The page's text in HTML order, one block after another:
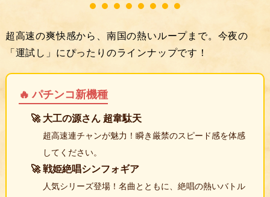
超高速の爽快感から、南国の熱いループまで。今夜の
「運試し」にぴったりのラインナップです！
🔥 パチンコ新機種
大工の源さん 超韋駄天
超高速連チャンが魅力！瞬き厳禁のスピード感を体感
してください。
戦姫絶唱シンフォギア
人気シリーズ登場！名曲とともに、絶唱の熱いバトル